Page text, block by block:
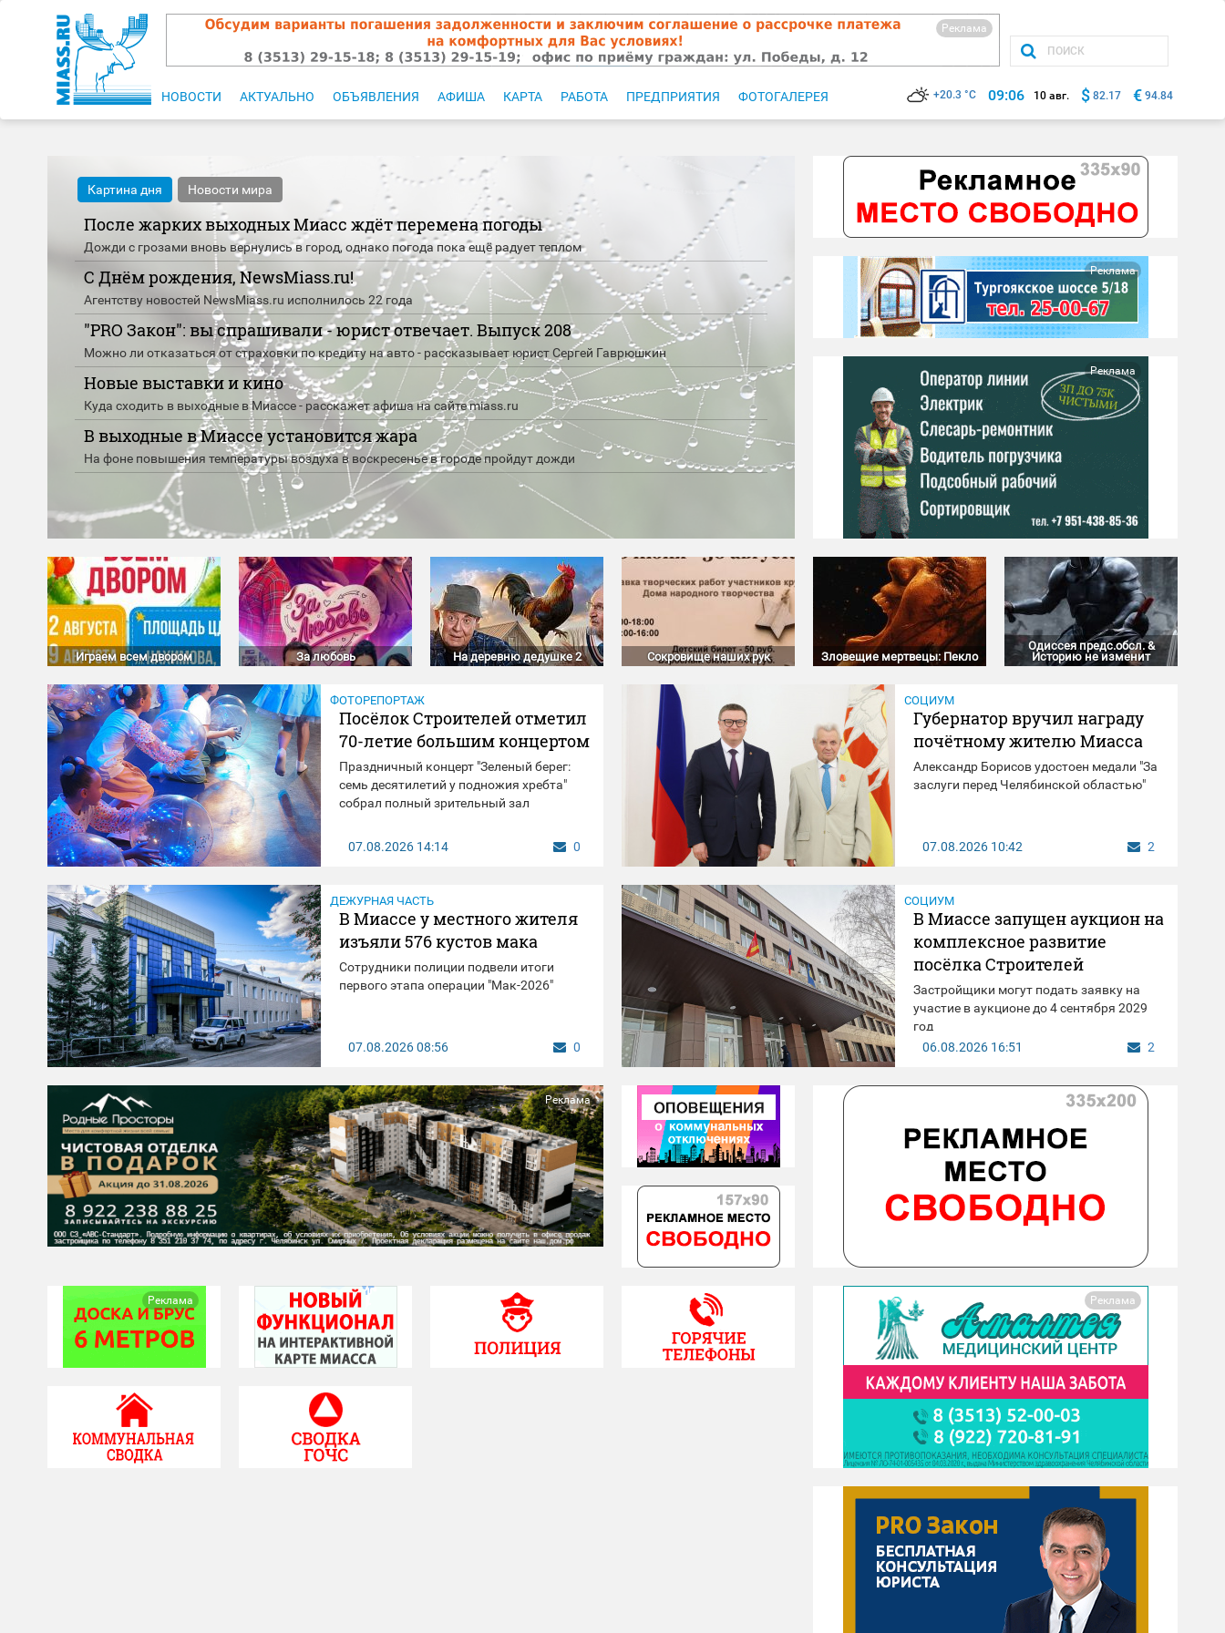
Реклама
НОВОСТИ АКТУАЛЬНО ОБЪЯВЛЕНИЯ АФИША КАРТА РАБОТА ПРЕДПРИЯТИЯ ФОТОГАЛЕРЕЯ +20.3 °C 09:06 10 авг. $ 82.17 € 94.84
Картина дня Новости мира
После жарких выходных Миасс ждёт перемена погоды
Дожди с грозами вновь вернулись в город, однако погода пока ещё радует теплом
С Днём рождения, NewsMiass.ru!
Агентству новостей NewsMiass.ru исполнилось 22 года
"PRO Закон": вы спрашивали - юрист отвечает. Выпуск 208
Можно ли отказаться от страховки по кредиту на авто - рассказывает юрист Сергей Гаврюшкин
Новые выставки и кино
Куда сходить в выходные в Миассе - расскажет афиша на сайте miass.ru
В выходные в Миассе установится жара
На фоне повышения температуры воздуха в воскресенье в городе пройдут дожди
Реклама
Реклама
Играем всем двором За любовь На деревню дедушке 2 Сокровище наших рук Зловещие мертвецы: Пекло
Одиссея предс.обсл. &
Историю не изменит
ФОТОРЕПОРТАЖ
Посёлок Строителей отметил
70-летие большим концертом
Праздничный концерт "Зеленый берег:
семь десятилетий у подножия хребта"
собрал полный зрительный зал
07.08.2026 14:14 0
СОЦИУМ
Губернатор вручил награду
почётному жителю Миасса
Александр Борисов удостоен медали "За
заслуги перед Челябинской областью"
07.08.2026 10:42 2
ДЕЖУРНАЯ ЧАСТЬ
В Миассе у местного жителя
изъяли 576 кустов мака
Сотрудники полиции подвели итоги
первого этапа операции "Мак-2026"
07.08.202608:56 0
СОЦИУМ
В Миассе запущен аукцион на
комплексное развитие
посёлка Строителей
Застройщики могут подать заявку на
участие в аукционе до 4 сентября 2029
год
06.08.2026 16:51 2
Реклама
Реклама Реклама